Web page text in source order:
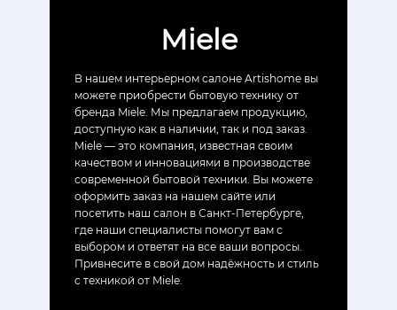
Miele
В нашем интерьерном салоне Artishome вы
можете приобрести бытовую технику от
бренда Miele. Мы предлагаем продукцию,
доступную как в наличии, так и под заказ.
Miele — это компания, известная своим
качеством и инновациями в производстве
современной бытовой техники. Вы можете
оформить заказ на нашем сайте или
посетить наш салон в Санкт-Петербурге,
где наши специалисты помогут вам с
выбором и ответят на все ваши вопросы.
Привнесите в свой дом надёжность и стиль
с техникой от Miele.